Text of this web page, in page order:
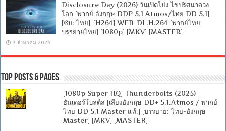
Disclosure Day (2026) วันเปิดโปง ไขปริศนาลวง
โลก [พากย์ อังกฤษ DDP 5.1 Atmos/ไทย DD 5.1]-
[ซับ: ไทย]-[H264] WEB-DL.H.264 [พากย์ไทย
บรรยายไทย] [1080p] [MKV] [MASTER]
3 สิงหาคม 2026
Top Posts & Pages
[1080p Super HQ] Thunderbolts (2025)
ธันเดอร์โบลต์ส [เสียงอังกฤษ DD+ 5.1.Atmos / พากย์
ไทย DD 5.1 Master แท้.] [บรรยาย: ไทย-อังกฤษ
Master] [MKV] [MASTER]